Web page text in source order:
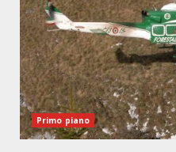
Primo piano